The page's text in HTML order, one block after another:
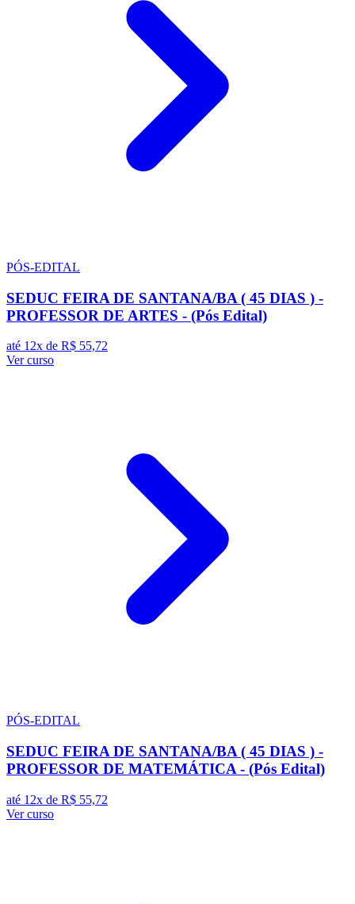
PÓS-EDITAL
SEDUC FEIRA DE SANTANA/BA ( 45 DIAS ) -
PROFESSOR DE ARTES - (Pós Edital)
até 12x de R$ 55,72
Ver curso
PÓS-EDITAL
SEDUC FEIRA DE SANTANA/BA ( 45 DIAS ) -
PROFESSOR DE MATEMÁTICA - (Pós Edital)
até 12x de R$ 55,72
Ver curso